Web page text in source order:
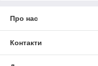
Про нас
Контакти